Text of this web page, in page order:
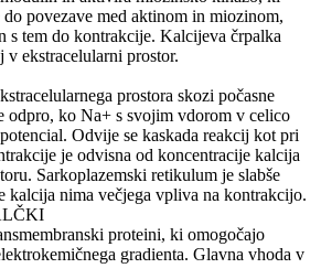
povezave med aktinom in miozinom,
s tem do kontrakcije. Kalcijeva črpalka
v ekstracelularni prostor.
prostora skozi počasne
odpro, ko Na+ s svojim vdorom v celico
Odvije se kaskada reakcij kot pri
je odvisna od koncentracije kalcija
Sarkoplazemski retikulum je slabše
kalcija nima večjega vpliva na kontrakcijo.
proteini, ki omogočajo
gradienta. Glavna vhoda v